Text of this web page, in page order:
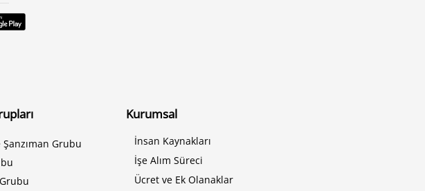
Grubu
Kurumsal
İnsan Kaynakları
İşe Alım Süreci
Ücret ve Ek Olanaklar